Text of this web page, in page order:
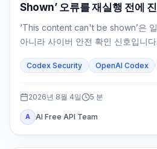
Shown’ 오류를 재실행 전에
‘This content can't be shown’은
아니라 사이버 안전 확인 신호입니
Codex Security OpenAI Codex
2026년 8월 4일 5 분
A AI Free API Team